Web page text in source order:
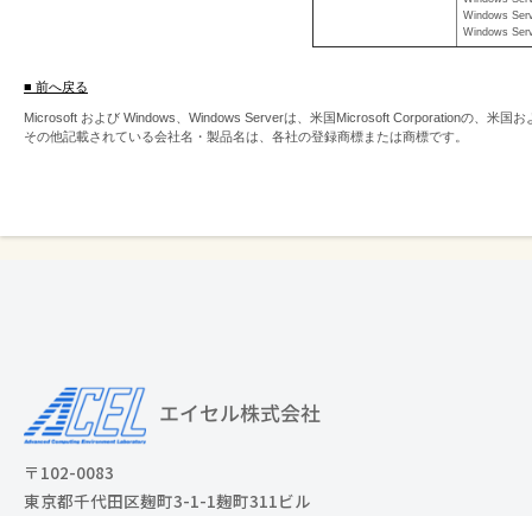
Windows
Windows
■ 前へ戻る
Microsoft および Windows、Windows Serverは、米国Microsoft Corporationの、米国
その他記載されている会社名・製品名は、各社の登録商標または商標です。
〒102-0083
東京都千代田区麹町3-1-1麹町311ビル